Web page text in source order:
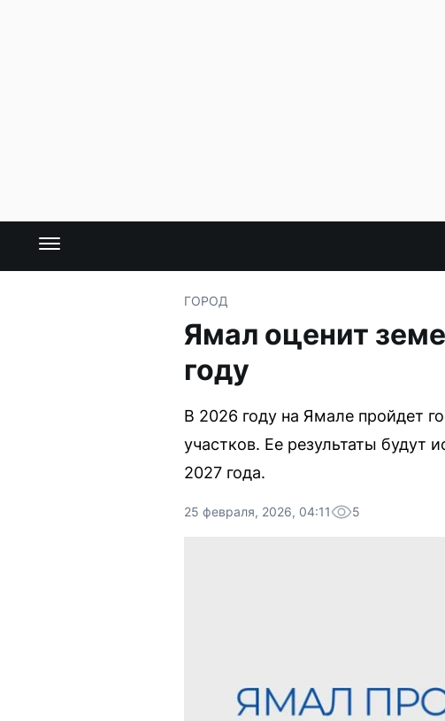
ГОРОД
Ямал оценит
году
В 2026 году на Ямале пройдет
участков. Ее результаты будут
2027 года.
25 февраля, 2026, 04:11 5